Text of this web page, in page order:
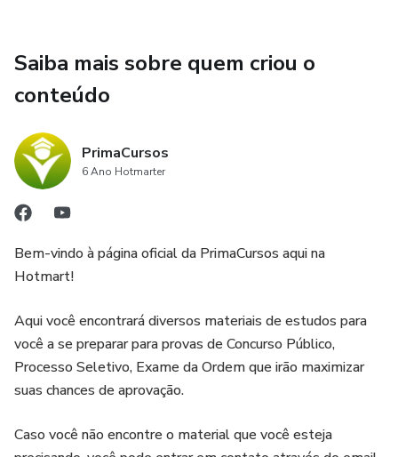
PROVA:
Questões de Nº 01 a Nº 10 é da Disciplina de Língua
Questões de Nº 11 a Nº 20 é da Disciplina de
Conhecimentos Gerais
alternativas A, B, C e D, sendo apenas uma correta por
questão.
VANTAGENS DE VOCÊ ADQUIRIR ESTE MATERIAL:
✅Estudo baseado em uma prova real já aplicada,
oferecendo uma visão fiel do nível de exigência da banca.
✅Ideal para realizar simulados e revisões direcionadas.
Saiba mais sobre quem criou o
conteúdo
PrimaCursos
6 Ano Hotmarter
Bem-vindo à página oficial da PrimaCursos aqui na
Hotmart!
Aqui você encontrará diversos materiais de estudos para
você a se preparar para provas de Concurso Público,
Processo Seletivo, Exame da Ordem que irão maximizar
suas chances de aprovação.
Caso você não encontre o material que você esteja